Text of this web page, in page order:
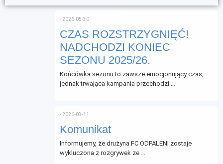
CZAS ROZSTRZYGNIĘĆ!
NADCHODZI KONIEC
SEZONU 2025/26.
⋅ 2026-05-30
Końcówka sezonu to zawsze emocjonujący czas,
jednak trwająca kampania przechodzi …
Komunikat
⋅ 2026-03-11
Informujemy, że drużyna FC ODPALENI zostaje
wykluczona z rozgrywek ze …